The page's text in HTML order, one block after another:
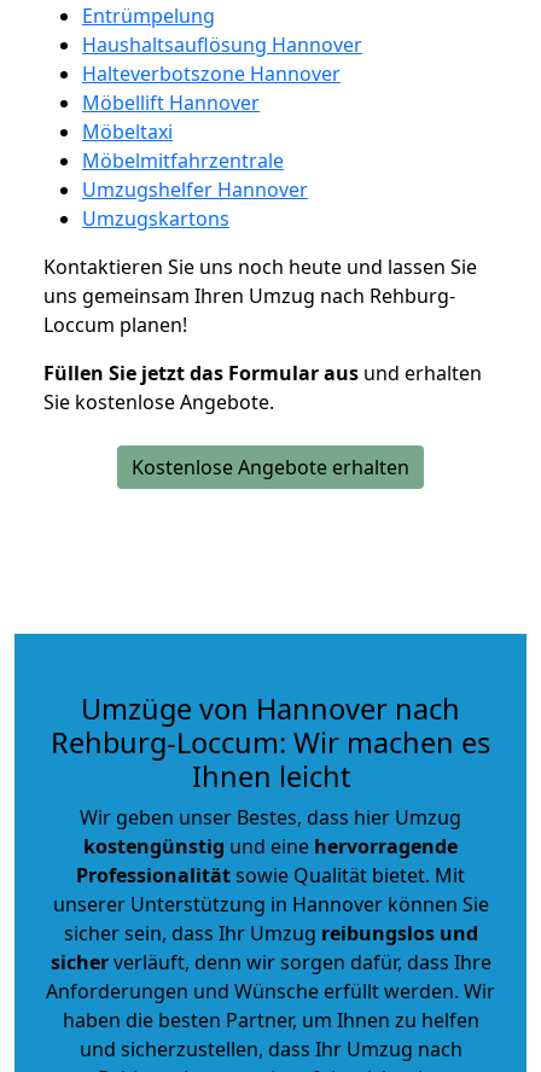
Entrümpelung
Haushaltsauflösung Hannover
Halteverbotszone Hannover
Möbellift Hannover
Möbeltaxi
Möbelmitfahrzentrale
Umzugshelfer Hannover
Umzugskartons
Kontaktieren Sie uns noch heute und lassen Sie
uns gemeinsam Ihren Umzug nach Rehburg-
Loccum planen!
Füllen Sie jetzt das Formular aus und erhalten
Sie kostenlose Angebote.
Kostenlose Angebote erhalten
Umzüge von Hannover nach
Rehburg-Loccum: Wir machen es
Ihnen leicht
Wir geben unser Bestes, dass hier Umzug
kostengünstig und eine hervorragende
Professionalitätsowie Qualität bietet. Mit
unserer Unterstützung in Hannover können Sie
sicher sein, dass Ihr Umzug reibungslos und
sicherverläuft, denn wir sorgen dafür, dass Ihre
Anforderungen und Wünsche erfüllt werden. Wir
haben die besten Partner, um Ihnen zu helfen
und sicherzustellen, dass Ihr Umzug nach